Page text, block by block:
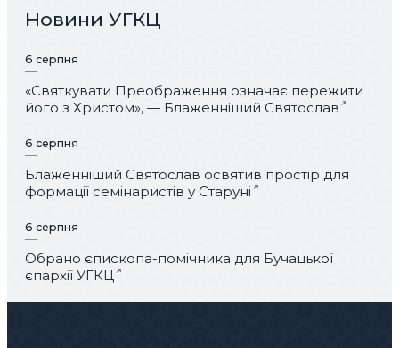
Новини УГКЦ
6 серпня
«Святкувати Преображення означає пережити
його з Христом», — Блаженніший Святослав
6 серпня
Блаженніший Святослав освятив простір для
формації семінаристів у Старуні
6 серпня
Обрано єпископа-помічника для Бучацької
єпархії УГКЦ